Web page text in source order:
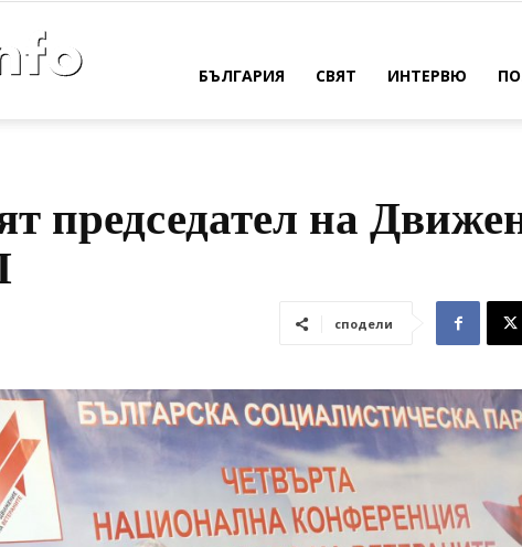
БЪЛГАРИЯ СВЯТ ИНТЕРВЮ
председател на
сподели